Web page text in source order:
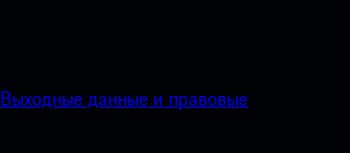
Выходные данные и правовые